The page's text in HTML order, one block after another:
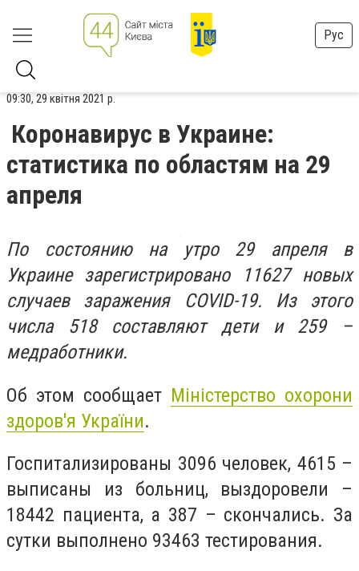
Рус
09:30, 29 квітня 2021 р.
Коронавирус в Украине:
статистика по областям на 29
апреля
По состоянию на утро 29 апреля в
Украине зарегистрировано 11627 новых
случаев заражения COVID-19. Из этого
числа 518 составляют дети и 259 –
медработники.
Об этом сообщает Міністерство охорони
здоров'я України.
Госпитализированы 3096 человек, 4615 –
выписаны из больниц, выздоровели –
18442 пациента, а 387 – скончались. За
сутки выполнено 93463 тестирования.